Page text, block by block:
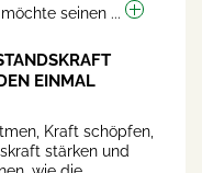
seinen ...
EINMAL
Kraft schöpfen,
stärken und